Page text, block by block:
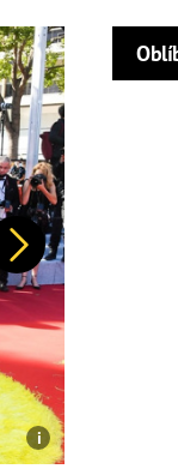
Další